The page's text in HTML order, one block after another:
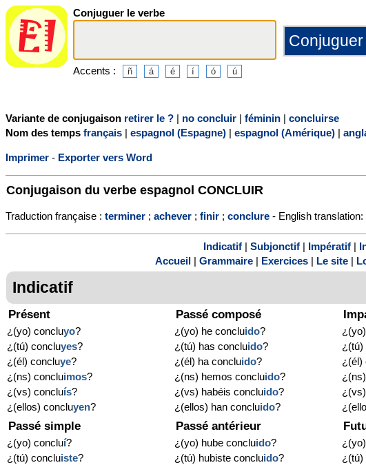
Conjuguer le verbe
Accents :
Variante de conjugaison retirer le ? | no concluir | féminin | concluirse
Nom des temps français | espagnol (Espagne) | espagnol (Amérique) |
Imprimer - Exporter vers Word
Conjugaison du verbe espagnol CONCLUIR
Traduction française : terminer ; achever ; finir ; conclure - English translation:
Indicatif| Subjonctif| Impératif|
Accueil
Grammaire Exercices Le site
Indicatif
Présent
¿(yo) concluyo?
¿(tú) concluyes?
¿(él) concluye?
¿(ns) concluimos?
¿(vs) concluís?
¿(ellos) concluyen?
Passé composé
¿(yo) he concluido?
¿(tú) has concluido?
¿(él) ha concluido?
¿(ns) hemos concluido?
¿(vs) habéis concluido?
¿(ellos) han concluido?
¿(tú)
¿(él)
Passé simple
¿(yo) concluí?
¿(tú) concluiste?
Passé antérieur
¿(yo) hube concluido?
¿(tú) hubiste concluido?
¿(tú)